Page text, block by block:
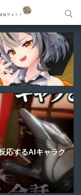
応するAIキャラク
アドオンが新登
ールセットアドオ
・MOVな...
Engi...
検索